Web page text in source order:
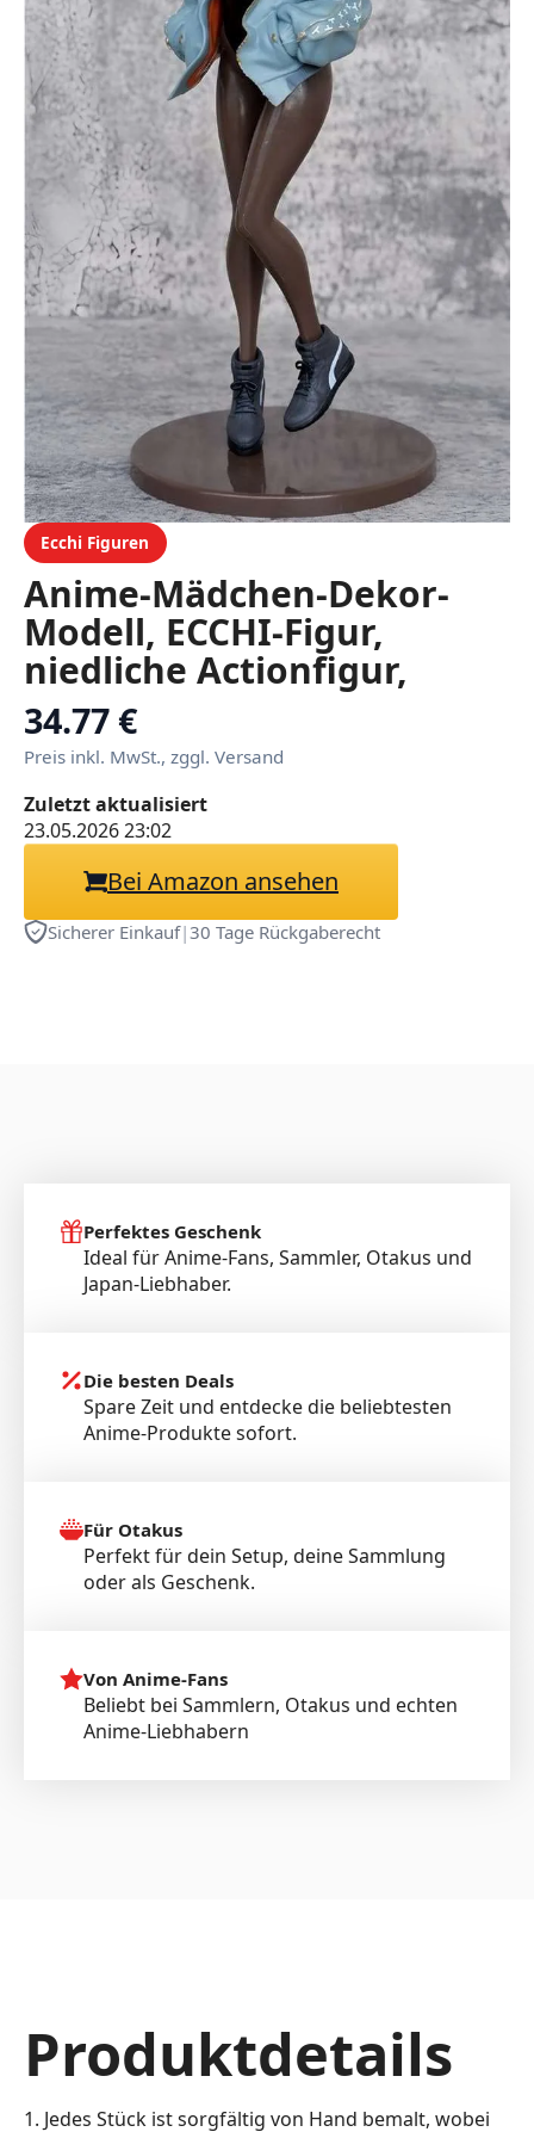
Ecchi Figuren
Anime-Mädchen-Dekor-
Modell, ECCHI-Figur,
niedliche Actionfigur,
Erwachsenenkollektion,
Henati-Puppenspielzeug,
22,5 cm(White)
34.77 €
Preis inkl. MwSt., zggl. Versand
Zuletzt aktualisiert
23.05.2026 23:02
Bei Amazon ansehen
Sicherer Einkauf|30 Tage Rückgaberecht
Perfektes Geschenk
Ideal für Anime-Fans, Sammler, Otakus und
Japan-Liebhaber.
Die besten Deals
Spare Zeit und entdecke die beliebtesten
Anime-Produkte sofort.
Für Otakus
Perfekt für dein Setup, deine Sammlung
oder als Geschenk.
Von Anime-Fans
Beliebt bei Sammlern, Otakus und echten
Anime-Liebhabern
Produktdetails
1. Jedes Stück ist sorgfältig von Hand bemalt, wobei